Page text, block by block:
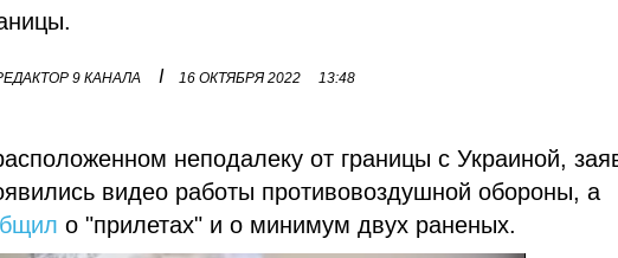
9 КАНАЛА I 16 ОКТЯБРЯ 2022 13:48
неподалеку от границы с Украиной,
видео работы противовоздушной обороны, а
о "прилетах" и о минимум двух раненых.